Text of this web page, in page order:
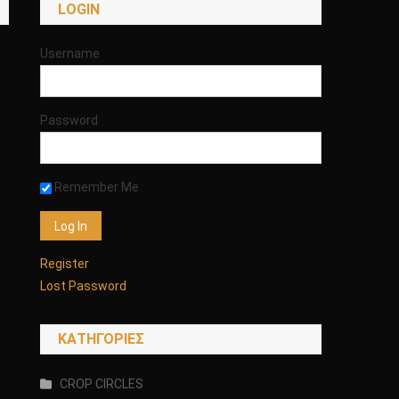
LOGIN
Username
Password
Remember Me
Register
Lost Password
KΑΤΗΓΟΡΊΕΣ
CROP CIRCLES